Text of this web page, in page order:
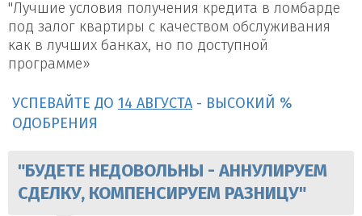
"Лучшие условия получения кредита в ломбарде
под залог квартиры с качеством обслуживания
как в лучших банках, но по доступной
программе»
УСПЕВАЙТЕ ДО 14 АВГУСТА - ВЫСОКИЙ %
ОДОБРЕНИЯ
"БУДЕТЕ НЕДОВОЛЬНЫ - АННУЛИРУЕМ
СДЕЛКУ, КОМПЕНСИРУЕМ РАЗНИЦУ"